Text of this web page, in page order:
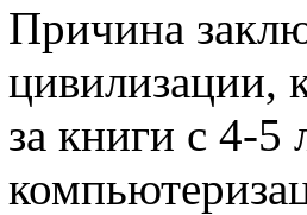
Причина
цивилизации,
за книги с 4-5